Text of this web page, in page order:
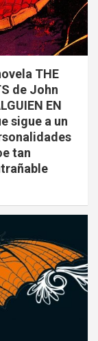
THE
de John
EN
sigue a un
tan